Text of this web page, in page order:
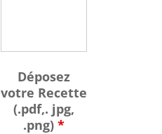
Déposez
votre Recette
(.pdf,. jpg,
.png) *